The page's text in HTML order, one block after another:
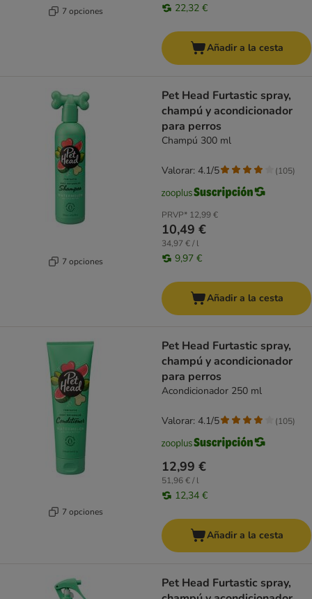
7 opciones 22,32 €
Añadir a la cesta
7 opciones
Pet Head Furtastic spray,
champú y acondicionador
para perros
Champú 300 ml
PRVP* 12,99 €
10,49 €
34,97 € / l
9,97 €
Valorar: 4.1/5 (105)
Añadir a la cesta
7 opciones
Pet Head Furtastic spray,
champú y acondicionador
para perros
Acondicionador 250 ml
12,99 €
51,96 € / l
12,34 €
Valorar: 4.1/5 (105)
Añadir a la cesta
Pet Head Furtastic spray,